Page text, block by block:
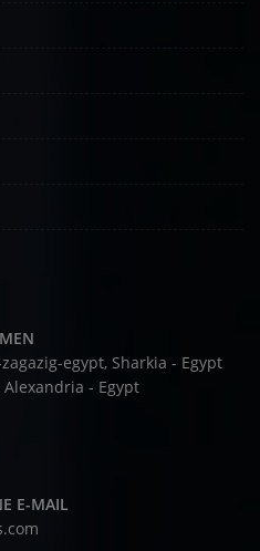
egypt, Sharkia - Egypt
Alexandria - Egypt
E-MAIL